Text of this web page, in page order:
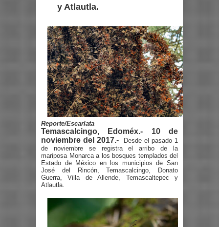
y Atlautla.
Reporte/Escarlata
Temascalcingo, Edoméx.- 10 de
noviembre del 2017.-
Desde el pasado 1
de noviembre se registra el arribo de la
mariposa Monarca a los bosques templados del
Estado de México en los municipios de San
José del Rincón, Temascalcingo, Donato
Guerra, Villa de Allende, Temascaltepec y
Atlautla.